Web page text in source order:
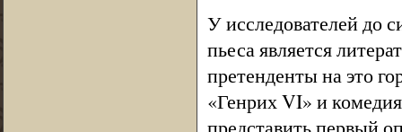
У исследователей до
пьеса является
претенденты на это
«Генрих VI» и